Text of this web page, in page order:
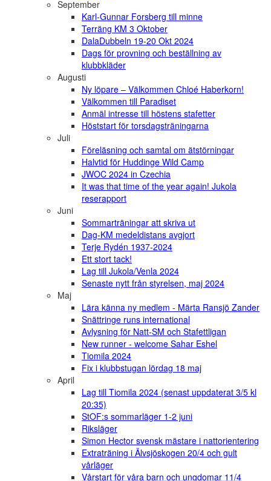
September
Karl-Gunnar Forsberg till minne
Terräng KM 3 Oktober
DalaDubbeln 19-20 Okt 2024
Dags för provning och beställning av
klubbkläder
Augusti
Ny löpare – Välkommen Chloé Haberkorn!
Välkommen till Paradiset
Anmäl intresse till höstens stafetter
Höststart för torsdagsträningarna
Juli
Föreläsning och samtal om ätstörningar
Halvtid för Huddinge Wild Camp
JWOC 2024 in Czechia
It was that time of the year again! Jukola
reserapport
Juni
Sommarträningar att skriva ut
Dag-KM medeldistans avgjort
Terje Rydén 1937-2024
Ett stort tack!
Lag till Jukola/Venla 2024
Senaste nytt från styrelsen, maj 2024
Maj
Lära känna ny medlem - Märta Ransjö Zander
Snättringe runs international
Avlysning för Natt-SM och Stafettligan
New runner - welcome Sahar Eshel
Tiomila 2024
Fix i klubbstugan lördag 18 maj
April
Lag till Tiomila 2024 (senast uppdaterat 3/5 kl
20:35)
StOF:s sommarläger 1-2 juni
Riksläger
Simon Hector svensk mästare i nattorientering
Extraträning i Älvsjöskogen 20/4 och gult
vårläger
Vårstart för våra barn och ungdomar 11/4